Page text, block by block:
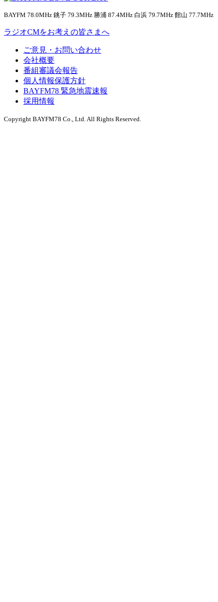
BAYFM 78.0MHz 銚子 79.3MHz 勝浦 87.4MHz 白浜 79.7MHz 館山 77.7MHz
ラジオCMをお考えの皆さまへ
ご意見・お問い合わせ
会社概要
番組審議会報告
個人情報保護方針
BAYFM78 緊急地震速報
採用情報
Copyright BAYFM78 Co., Ltd. All Rights Reserved.